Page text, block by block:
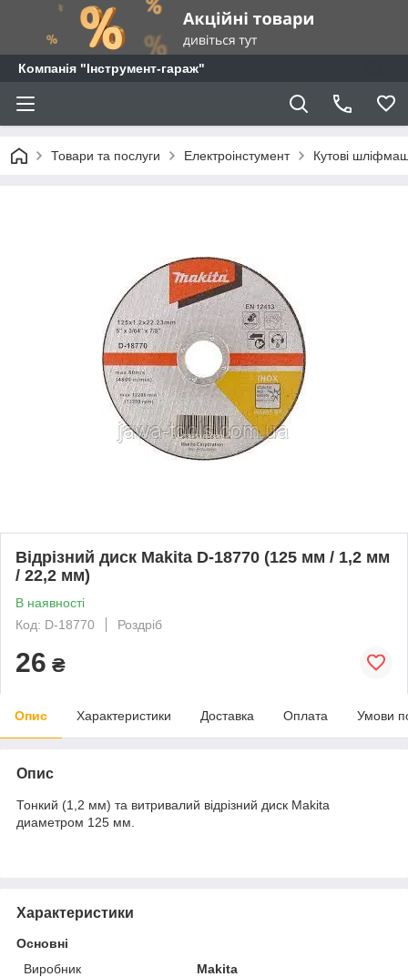
Компанія "Інструмент-гараж"
Товари та послуги Електроінстумент Кутові
Відрізний диск Makita D-18770 (125 мм / 1,2 мм
/ 22,2 мм)
В наявності
Код: D-18770
Роздріб
26 ₴
Опис Характеристики Доставка Оплата Умови
Опис
Тонкий (1,2 мм) та витривалий відрізний диск Makita
диаметром 125 мм.
Характеристики
Основні
Виробник
Makita